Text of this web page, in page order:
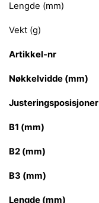
Lengde (mm)
Vekt (g)
Artikkel-nr
Nøkkelvidde (mm)
Justeringsposisjoner
B1 (mm)
B2 (mm)
B3 (mm)
Lengde (mm)